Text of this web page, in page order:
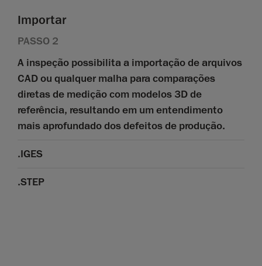
Importar
PASSO 2
A inspeção possibilita a importação de arquivos
CAD ou qualquer malha para comparações
diretas de medição com modelos 3D de
referência, resultando em um entendimento
mais aprofundado dos defeitos de produção.
.IGES
.STEP